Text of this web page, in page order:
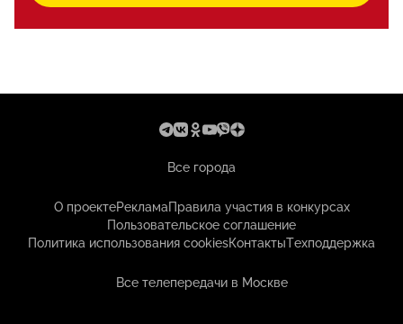
Все города
О проектеРекламаПравила участия в конкурсах
Пользовательское соглашение
Политика использования cookiesКонтактыТехподдержка
Все телепередачи в Москве